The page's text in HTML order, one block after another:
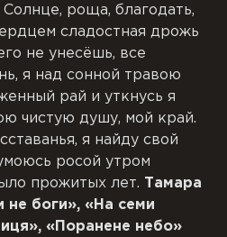
роща, благодать,
сладостная дрожь
не унесёшь, все
я над сонной травою
рай и уткнусь я
чистую душу, мой край.
я найду свой
росой утром
прожитых лет. Тамара
не боги», «На семи
« Поранене небо»